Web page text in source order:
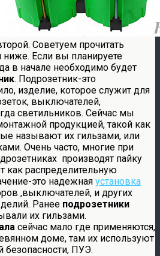
Советуем прочитать
Если вы планируете
в начале необходимо будет
. Подрозетник-это
изделие, которое служит для
выключателей,
светильников. Сейчас мы
продукцией, такой как
называют их гильзами, или
Очень часто, многие при
производят пайку
как распределительную
это надежная установка
,выключателей, и других
Ранее подрозетники
их гильзами.
сейчас мало где применяются,
доме, там их используют
ПУЭ.